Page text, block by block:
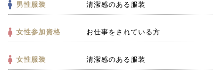
男性服装 清潔感のある服装
女性参加資格 お仕事をされている方
女性服装 清潔感のある服装